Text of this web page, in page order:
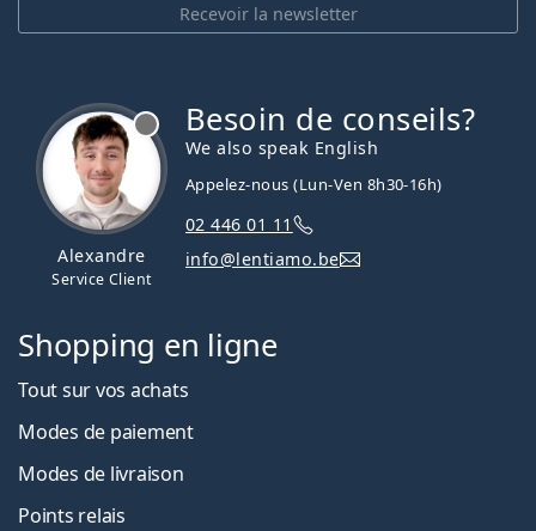
Recevoir la newsletter
Alexandre
Service Client
Besoin de conseils?
We also speak English
Appelez-nous (Lun-Ven 8h30-16h)
02 446 01 11
info@lentiamo.be
Shopping en ligne
Tout sur vos achats
Modes de paiement
Modes de livraison
Points relais